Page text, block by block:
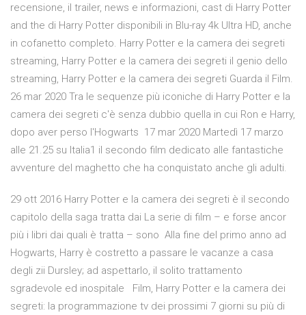
recensione, il trailer, news e informazioni, cast di Harry Potter
and the di Harry Potter disponibili in Blu-ray 4k Ultra HD, anche
in cofanetto completo. Harry Potter e la camera dei segreti
streaming, Harry Potter e la camera dei segreti il genio dello
streaming, Harry Potter e la camera dei segreti Guarda il Film.
26 mar 2020 Tra le sequenze più iconiche di Harry Potter e la
camera dei segreti c'è senza dubbio quella in cui Ron e Harry,
dopo aver perso l'Hogwarts 17 mar 2020 Martedì 17 marzo
alle 21.25 su Italia1 il secondo film dedicato alle fantastiche
avventure del maghetto che ha conquistato anche gli adulti.
29 ott 2016 Harry Potter e la camera dei segreti è il secondo
capitolo della saga tratta dai La serie di film – e forse ancor
più i libri dai quali è tratta – sono Alla fine del primo anno ad
Hogwarts, Harry è costretto a passare le vacanze a casa
degli zii Dursley; ad aspettarlo, il solito trattamento
sgradevole ed inospitale Film, Harry Potter e la camera dei
segreti: la programmazione tv dei prossimi 7 giorni su più di